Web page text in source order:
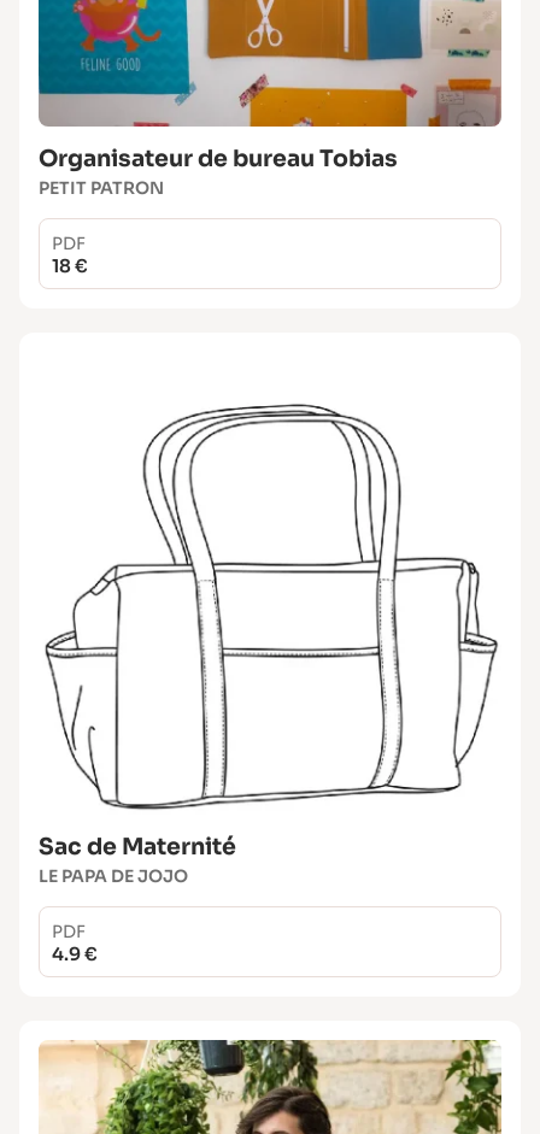
Organisateur de bureau Tobias
PETIT PATRON
PDF
18 €
Sac de Maternité
LE PAPA DE JOJO
PDF
4.9 €